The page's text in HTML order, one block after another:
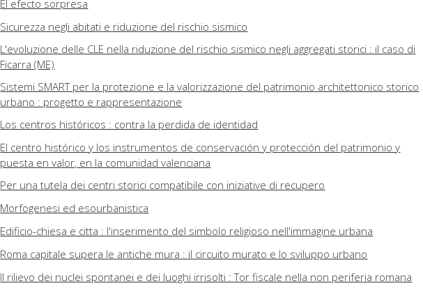
El efecto sorpresa
Sicurezza negli abitati e riduzione del rischio sismico
L'evoluzione delle CLE nella riduzione del rischio sismico negli aggregati storici : il caso di
Ficarra (ME)
Sistemi SMART per la protezione e la valorizzazione del patrimonio architettonico storico
urbano : progetto e rappresentazione
Los centros históricos : contra la perdida de identidad
El centro histórico y los instrumentos de conservación y protección del patrimonio y
puesta en valor, en la comunidad valenciana
Per una tutela dei centri storici compatibile con iniziative di recupero
Morfogenesi ed esourbanistica
Edificio-chiesa e citta : l'inserimento del simbolo religioso nell'immagine urbana
Roma capitale supera le antiche mura : il circuito murato e lo sviluppo urbano
Il rilievo dei nuclei spontanei e dei luoghi irrisolti : Tor fiscale nella non periferia romana